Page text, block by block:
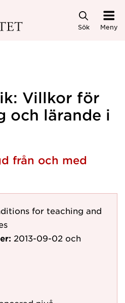
Sök Meny
Villkor för
och lärande i
från och med
for teaching and
2013-09-02 och